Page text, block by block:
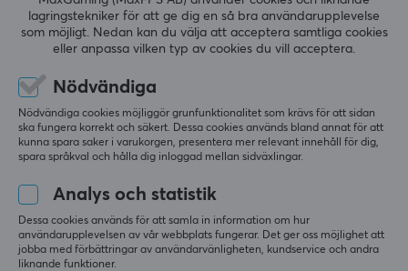
MÅTT & VIKT
Kabellängd
RECENSIONER (0) FRÅGOR OCH SVAR (0)
0.0
5
0%
4
0%
3
0%
2
LÄMNA RECENSION
lagringstekniker för att ge dig en så bra användarupplevelse
som möjligt. Nedan kan du välja att acceptera samtliga cookies
eller anpassa vilken typ av cookies du vill acceptera.
Nödvändiga
Nödvändiga cookies möjliggör grunfunktionalitet som krävs för att sidan
ska fungera korrekt och säkert. Dessa cookies används bland annat för att
kunna spara saker i varukorgen, presentera mer relevant innehåll för dig,
spara språkval och hålla dig inloggad mellan sidväxlingar.
Analys och statistik
Dessa cookies används för att samla in information om hur
användarupplevelsen av vår webbplats fungerar. Det ger oss möjlighet att
jobba med förbättringar av användarvänligheten, kundservice och andra
liknande funktioner.